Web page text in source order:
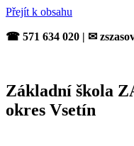
Přejít k obsahu
☎ 571 634 020 | ✉
Základní škola
okres Vsetín